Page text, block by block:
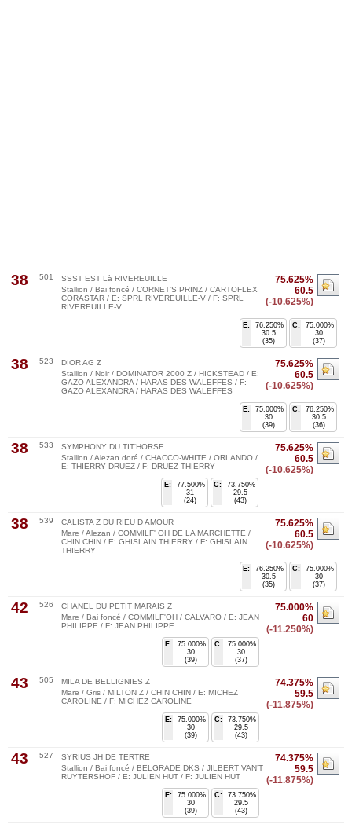
38 501
75.625%
60.5
(-10.625%)
SSST EST Là RIVEREUILLE
Stallion / Bai foncé / CORNET'S PRINZ / CARTOFLEX
CORASTAR / E: SPRL RIVEREUILLE-V / F: SPRL
RIVEREUILLE-V
C:
75.000%
30
(37)
E:
76.250%
30.5
(35)
38 523
75.625%
60.5
(-10.625%)
DIOR AG Z
Stallion / Noir / DOMINATOR 2000 Z / HICKSTEAD / E:
GAZO ALEXANDRA / HARAS DES WALEFFES / F:
GAZO ALEXANDRA / HARAS DES WALEFFES
C:
76.250%
30.5
(36)
E:
75.000%
30
(39)
38 533
75.625%
60.5
(-10.625%)
SYMPHONY DU TIT'HORSE
Stallion / Alezan doré / CHACCO-WHITE / ORLANDO /
E: THIERRY DRUEZ / F: DRUEZ THIERRY
C:
73.750%
29.5
(43)
E:
77.500%
31
(24)
38 539
75.625%
60.5
(-10.625%)
CALISTA Z DU RIEU D AMOUR
Mare / Alezan / COMMILF' OH DE LA MARCHETTE /
CHIN CHIN / E: GHISLAIN THIERRY / F: GHISLAIN
THIERRY
C:
75.000%
30
(37)
E:
76.250%
30.5
(35)
42 526
75.000%
60
(-11.250%)
CHANEL DU PETIT MARAIS Z
Mare / Bai foncé / COMMILF'OH / CALVARO / E: JEAN
PHILIPPE / F: JEAN PHILIPPE
C:
75.000%
30
(37)
E:
75.000%
30
(39)
43 505
74.375%
59.5
(-11.875%)
MILA DE BELLIGNIES Z
Mare / Gris / MILTON Z / CHIN CHIN / E: MICHEZ
CAROLINE / F: MICHEZ CAROLINE
C:
73.750%
29.5
(43)
E:
75.000%
30
(39)
43 527
74.375%
59.5
(-11.875%)
SYRIUS JH DE TERTRE
Stallion / Bai foncé / BELGRADE DKS / JILBERT VAN’T
RUYTERSHOF / E: JULIEN HUT / F: JULIEN HUT
C:
73.750%
29.5
(43)
E:
75.000%
30
(39)